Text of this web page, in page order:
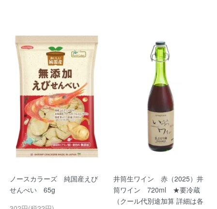
ノースカラーズ 純国産えび
せんべい 65g
井筒生ワイン 赤（2025）井
筒ワイン 720ml ★要冷蔵
（クール代別途加算 詳細は各